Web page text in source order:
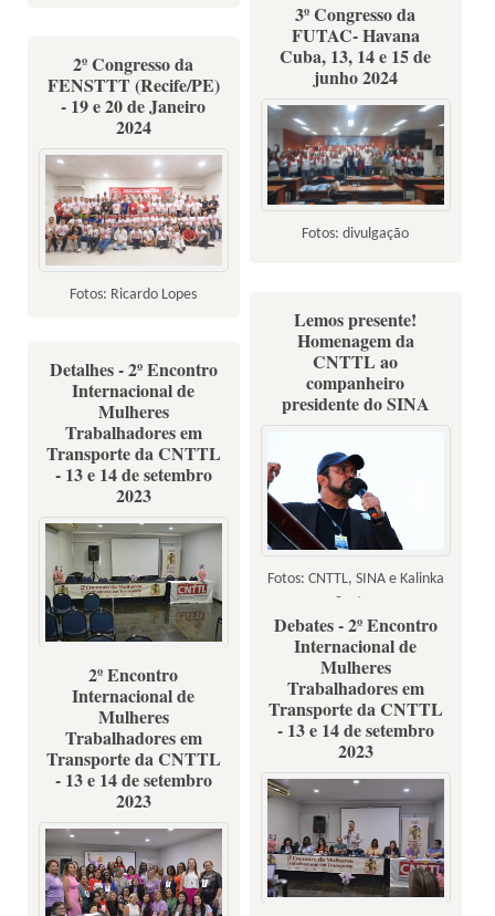
3º Congresso da
FUTAC- Havana
Cuba, 13, 14 e 15 de
junho 2024
Fotos: divulgação
2º Congresso da
FENSTTT (Recife/PE)
- 19 e 20 de Janeiro
2024
Fotos: Ricardo Lopes
Lemos presente!
Homenagem da
CNTTL ao
companheiro
presidente do SINA
Fotos: CNTTL, SINA e Kalinka
Santos
Detalhes - 2º Encontro
Internacional de
Mulheres
Trabalhadores em
Transporte da CNTTL
- 13 e 14 de setembro
2023
Fotos: Renata Rocha
Debates - 2º Encontro
Internacional de
Mulheres
Trabalhadores em
Transporte da CNTTL
- 13 e 14 de setembro
2023
2º Encontro
Internacional de
Mulheres
Trabalhadores em
Transporte da CNTTL
- 13 e 14 de setembro
2023